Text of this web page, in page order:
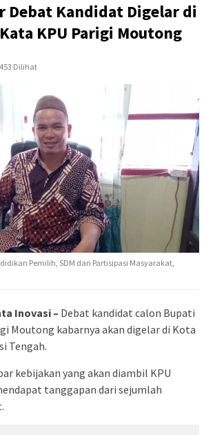
Debat Kandidat Digelar di
KPU Parigi Moutong
453 Dilihat
Pemilih, SDM dan Partisipasi Masyarakat,
Inovasi – Debat kandidat calon Bupati
Moutong kabarnya akan digelar di Kota
Tengah.
kebijakan yang akan diambil KPU
tanggapan dari sejumlah